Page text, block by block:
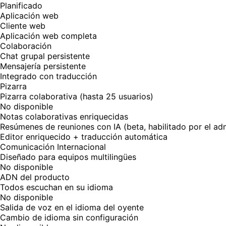
Planificado
Aplicación web
Cliente web
Aplicación web completa
Colaboración
Chat grupal persistente
Mensajería persistente
Integrado con traducción
Pizarra
Pizarra colaborativa (hasta 25 usuarios)
No disponible
Notas colaborativas enriquecidas
Resúmenes de reuniones con IA (beta, habilitado por el
Editor enriquecido + traducción automática
Comunicación Internacional
Diseñado para equipos multilingües
No disponible
ADN del producto
Todos escuchan en su idioma
No disponible
Salida de voz en el idioma del oyente
Cambio de idioma sin configuración